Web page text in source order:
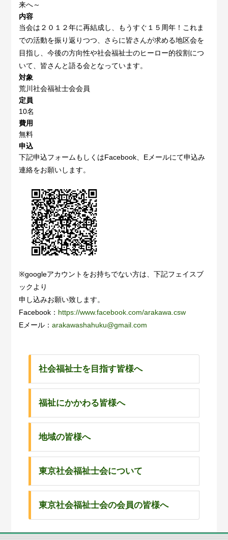
来へ～
内容
当会は２０１２年に再結成し、もうすぐ１５周年！これま
での活動を振り返りつつ、さらに皆さんが求める地区会を
目指し、今後の方向性や社会福祉士のヒーロー的役割につ
いて、皆さんと語る会となっています。
対象
荒川社会福祉士会会員
定員
10名
費用
無料
申込
下記申込フォームもしくはFacebook、Eメールにて申込み
連絡をお願いします。
※googleアカウントをお持ちでない方は、下記フェイスブ
ックより
申し込みお願い致します。
Facebook： https://www.facebook.com/arakawa.csw
Eメール：arakawashahuku@gmail.com
社会福祉士を目指す皆様へ
福祉にかかわる皆様へ
地域の皆様へ
東京社会福祉士会について
東京社会福祉士会の会員の皆様へ